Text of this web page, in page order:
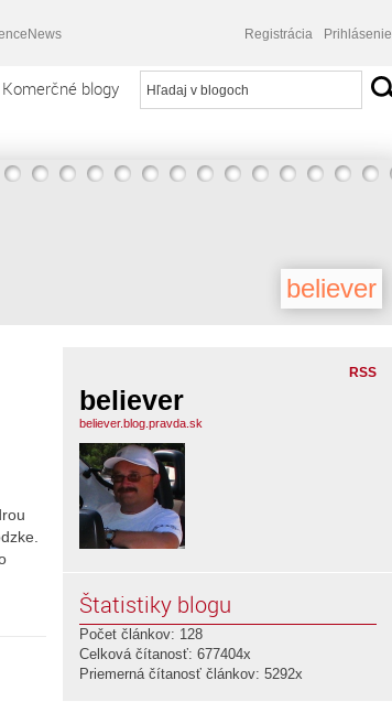
Registrácia Prihlásenie
Komerčné blogy
believer
RSS
believer
believer.blog.pravda.sk
Štatistiky blogu
Počet článkov: 128
Celková čítanosť: 677404x
Priemerná čítanosť článkov: 5292x